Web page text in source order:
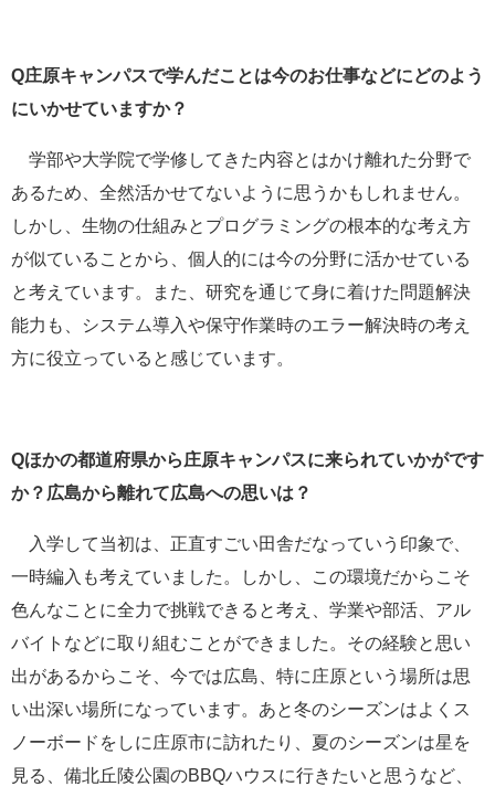
Q庄原キャンパスで学んだことは今のお仕事などにどのよう
にいかせていますか？
学部や大学院で学修してきた内容とはかけ離れた分野で
あるため、全然活かせてないように思うかもしれません。
しかし、生物の仕組みとプログラミングの根本的な考え方
が似ていることから、個人的には今の分野に活かせている
と考えています。また、研究を通じて身に着けた問題解決
能力も、システム導入や保守作業時のエラー解決時の考え
方に役立っていると感じています。
Qほかの都道府県から庄原キャンパスに来られていかがです
か？広島から離れて広島への思いは？
入学して当初は、正直すごい田舎だなっていう印象で、
一時編入も考えていました。しかし、この環境だからこそ
色んなことに全力で挑戦できると考え、学業や部活、アル
バイトなどに取り組むことができました。その経験と思い
出があるからこそ、今では広島、特に庄原という場所は思
い出深い場所になっています。あと冬のシーズンはよくス
ノーボードをしに庄原市に訪れたり、夏のシーズンは星を
見る、備北丘陵公園のBBQハウスに行きたいと思うなど、